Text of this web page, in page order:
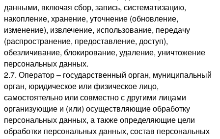
данными, включая сбор, запись, систематизацию,
накопление, хранение, уточнение (обновление,
изменение), извлечение, использование, передачу
(распространение, предоставление, доступ),
обезличивание, блокирование, удаление, уничтожение
персональных данных.
2.7. Оператор – государственный орган, муниципальный
орган, юридическое или физическое лицо,
самостоятельно или совместно с другими лицами
организующие и (или) осуществляющие обработку
персональных данных, а также определяющие цели
обработки персональных данных, состав персональных